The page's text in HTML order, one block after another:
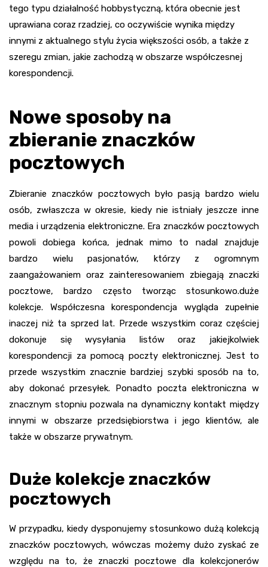
tego typu działalność hobbystyczną, która obecnie jest
uprawiana coraz rzadziej, co oczywiście wynika między
innymi z aktualnego stylu życia większości osób, a także z
szeregu zmian, jakie zachodzą w obszarze współczesnej
korespondencji.
Nowe sposoby na
zbieranie znaczków
pocztowych
Zbieranie znaczków pocztowych było pasją bardzo wielu
osób, zwłaszcza w okresie, kiedy nie istniały jeszcze inne
media i urządzenia elektroniczne. Era znaczków pocztowych
powoli dobiega końca, jednak mimo to nadal znajduje
bardzo wielu pasjonatów, którzy z ogromnym
zaangażowaniem oraz zainteresowaniem zbiegają znaczki
pocztowe, bardzo często tworząc stosunkowo.duże
kolekcje. Współczesna korespondencja wygląda zupełnie
inaczej niż ta sprzed lat. Przede wszystkim coraz częściej
dokonuje się wysyłania listów oraz jakiejkolwiek
korespondencji za pomocą poczty elektronicznej. Jest to
przede wszystkim znacznie bardziej szybki sposób na to,
aby dokonać przesyłek. Ponadto poczta elektroniczna w
znacznym stopniu pozwala na dynamiczny kontakt między
innymi w obszarze przedsiębiorstwa i jego klientów, ale
także w obszarze prywatnym.
Duże kolekcje znaczków
pocztowych
W przypadku, kiedy dysponujemy stosunkowo dużą kolekcją
znaczków pocztowych, wówczas możemy dużo zyskać ze
względu na to, że znaczki pocztowe dla kolekcjonerów